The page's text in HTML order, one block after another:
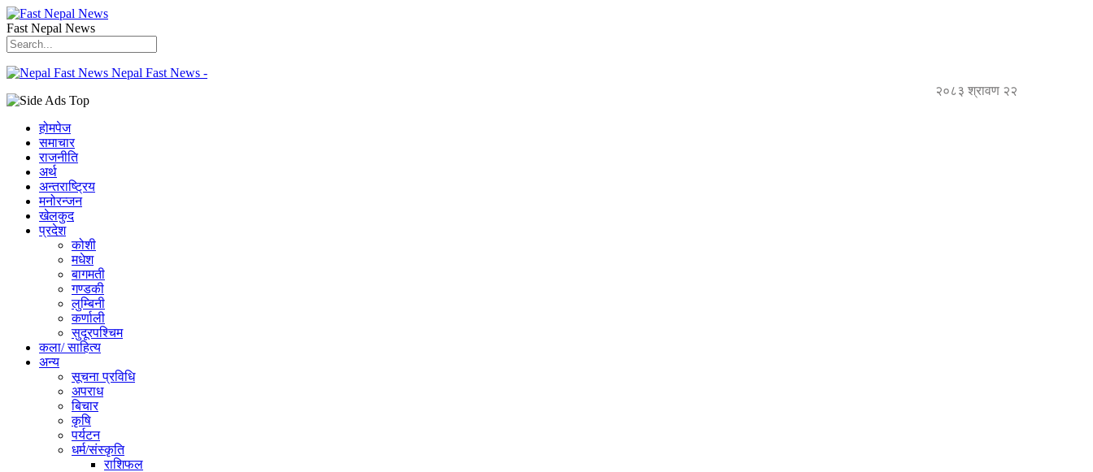
Fast Nepal News
Nepal Fast News -
२०८३ श्रावण २२
होमपेज
समाचार
राजनीति
अर्थ
अन्तराष्ट्रिय
मनोरन्जन
खेलकुद
प्रदेश
कोशी
मधेश
बागमती
गण्डकी
लुम्बिनी
कर्णाली
सुदूरपश्चिम
कला/ साहित्य
अन्य
सूचना प्रविधि
अपराध
बिचार
कृषि
पर्यटन
धर्म/संस्कृति
राशिफल